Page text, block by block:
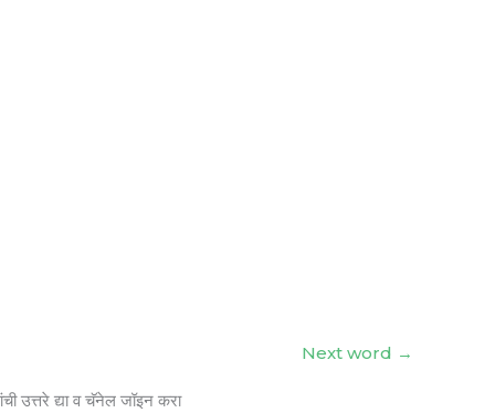
Next word →
उत्तरे द्या व चॅनेल जॉइन करा